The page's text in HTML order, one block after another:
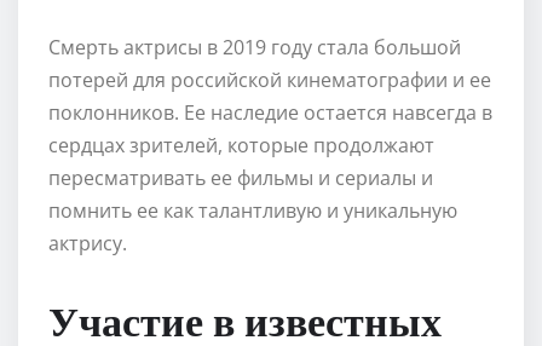
Смерть актрисы в 2019 году стала большой
потерей для российской кинематографии и ее
поклонников. Ее наследие остается навсегда в
сердцах зрителей, которые продолжают
пересматривать ее фильмы и сериалы и
помнить ее как талантливую и уникальную
актрису.
Участие в известных